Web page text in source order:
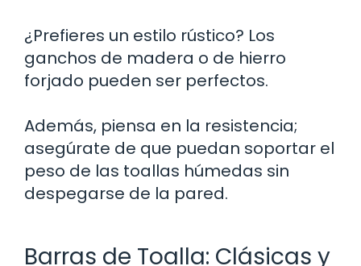
¿Prefieres un estilo rústico? Los
ganchos de madera o de hierro
forjado pueden ser perfectos.
Además, piensa en la resistencia;
asegúrate de que puedan soportar el
peso de las toallas húmedas sin
despegarse de la pared.
Barras de Toalla: Clásicas y